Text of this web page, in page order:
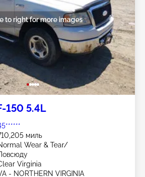
to right for more images
150 5.4L
миль
Wear & Tear/
Virginia
- NORTHERN VIRGINIA